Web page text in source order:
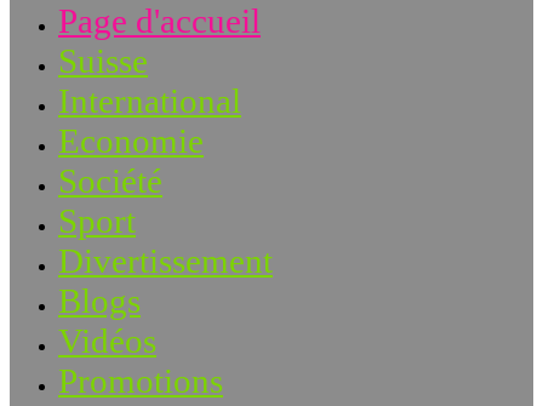
Page d'accueil
Suisse
International
Economie
Société
Sport
Divertissement
Blogs
Vidéos
Promotions